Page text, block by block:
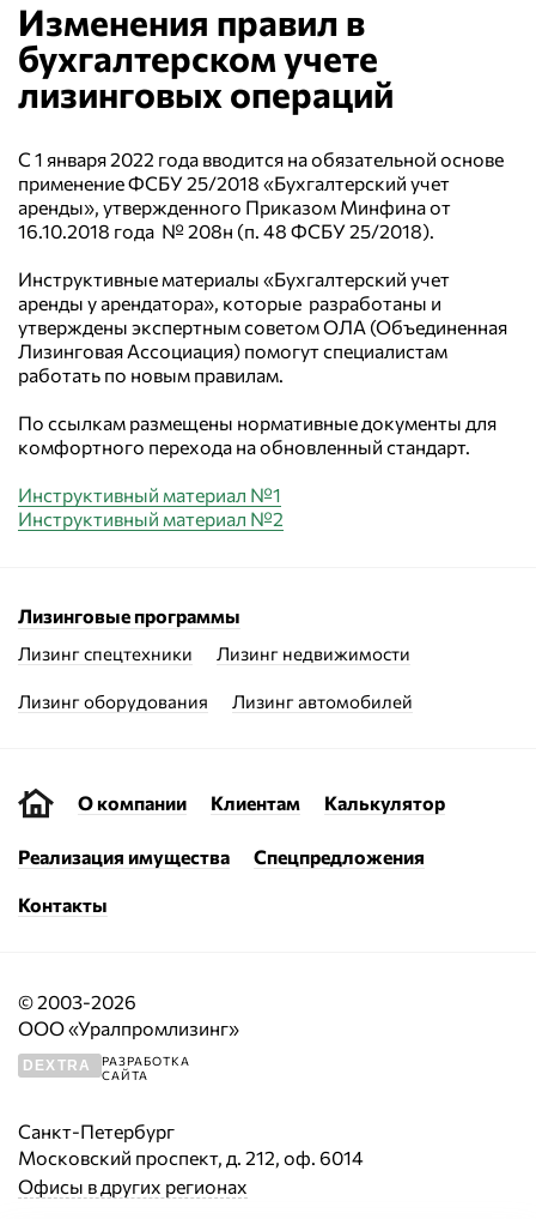
Изменения правил в
бухгалтерском учете
лизинговых операций
С 1 января 2022 года вводится на обязательной основе
применение ФСБУ 25/2018 «Бухгалтерский учет
аренды», утвержденного Приказом Минфина от
16.10.2018 года № 208н (п. 48 ФСБУ 25/2018).
Инструктивные материалы «Бухгалтерский учет
аренды у арендатора», которые разработаны и
утверждены экспертным советом ОЛА (Объединенная
Лизинговая Ассоциация) помогут специалистам
работать по новым правилам.
По ссылкам размещены нормативные документы для
комфортного перехода на обновленный стандарт.
Инструктивный материал №1
Инструктивный материал №2
Лизинговые программы
Лизинг спецтехники Лизинг недвижимости
Лизинг оборудования Лизинг автомобилей
О компании Клиентам Калькулятор
Реализация имущества Спецпредложения
Контакты
© 2003-2026
ООО «Уралпромлизинг»
DEXTRA
РАЗРАБОТКА
САЙТА
Санкт-Петербург
Московский проспект, д. 212, оф. 6014
Офисы в других регионах